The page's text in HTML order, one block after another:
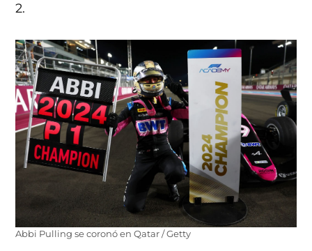
2.
Abbi Pulling se coronó en Qatar / Getty